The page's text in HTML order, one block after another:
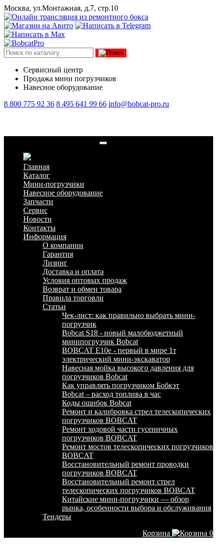
Москва, ул.Монтажная, д.7, стр.10
Сервисный центр
Продажа мини погрузчиков
Навесное оборудование
8 800 775 92 36 8 495 641 99 66 info@bobcat-pro.ru
Главная
Каталог
Мини-погрузчики
Навесное оборудование
Запчасти
Сервис
Новости
Контакты
Информация
О компании
Гарантия
Лизинг
Доставка и оплата
Условия оптовых продаж
Возврат и обмен товара
Правила торговли
Статьи
Чек-лист: как правильно выбрать мини-
погрузчик
Bobcat S18 - новый малобюджетный
минипогрузчик Bobcat
BOBCAT E10e - первый в мире 1т
электрический мини-экскаватор
Навесная мойка высокого давления для
погрузчиков Bobcat
Как управлять погрузчиком Бобкэт
Bobcat – расход топлива в час
Коды ошибок Bobcat
Ремонт и калибровка стрел телескопических
погрузчиков BOBCAT
Ремонт ходовой части гусеничных
погрузчиков BOBCAT
Ремонт мостов телескопических погрузчиков
BOBCAT
Восстановительный ремонт проводки
погрузчиков BOBCAT
Восстановительный ремонт стрел
телескопических погрузчиков BOBCAT
Китайские мини-погрузчики — обзор
рынка, особенности выбора и обслуживания
Тендеры
Корзина
0